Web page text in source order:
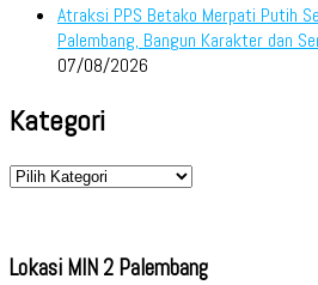
Atraksi PPS Betako Merpati Putih
Palembang, Bangun Karakter dan
07/08/2026
Kategori
Kategori
Lokasi MIN 2 Palembang